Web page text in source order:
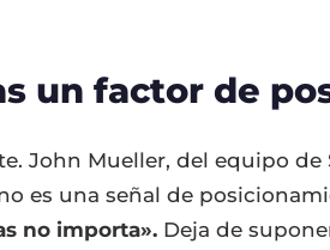
un factor de
John Mueller, del equipo de
es una señal de
no importa». Deja de